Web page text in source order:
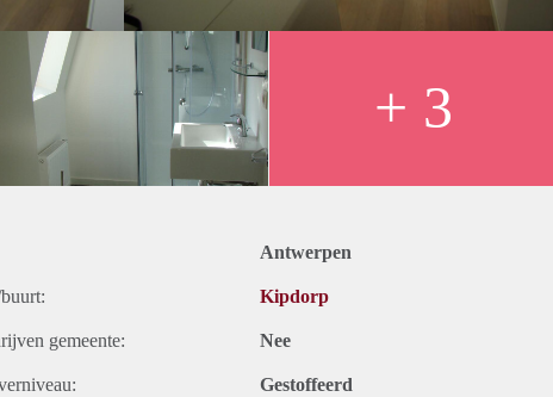
+ 3
Antwerpen
Kipdorp
gemeente: Nee
Gestoffeerd